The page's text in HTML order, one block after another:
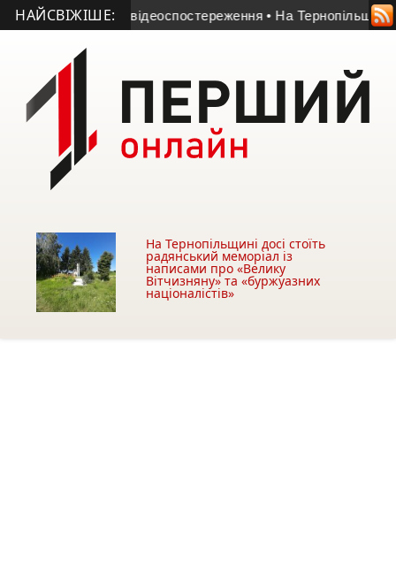
НАЙСВІЖІШЕ:
камер відеоспостереження • На Тернопільщині
На Тернопільщині досі стоїть
радянський меморіал із
написами про «Велику
Вітчизняну» та «буржуазних
націоналістів»